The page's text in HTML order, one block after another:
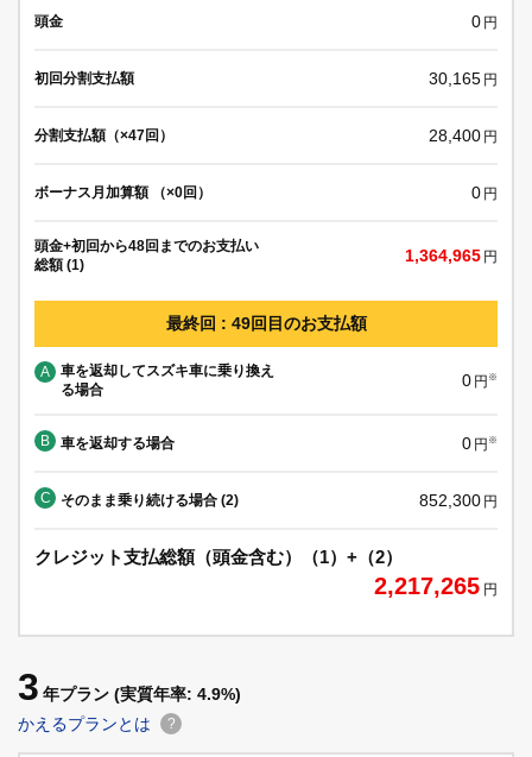
頭金 0 円
初回分割支払額 30,165 円
分割支払額（×47回） 28,400 円
ボーナス月加算額 （×0回） 0 円
頭金+初回から48回までのお支払い
総額 (1)
1,364,965 円
最終回 : 49回目のお支払額
A
車を返却してスズキ車に乗り換え
る場合
0 円 ※
B 車を返却する場合 0 円 ※
C そのまま乗り続ける場合 (2) 852,300 円
クレジット支払総額（頭金含む）（1）+（2）
2,217,265 円
3 年プラン (実質年率: 4.9%)
かえるプランとは
?